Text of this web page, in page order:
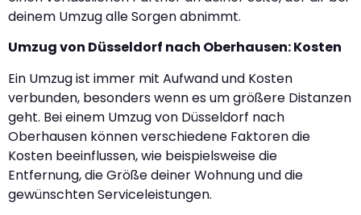
deinem Umzug alle Sorgen abnimmt.
Umzug von Düsseldorf nach Oberhausen: Kosten
Ein Umzug ist immer mit Aufwand und Kosten
verbunden, besonders wenn es um größere Distanzen
geht. Bei einem Umzug von Düsseldorf nach
Oberhausen können verschiedene Faktoren die
Kosten beeinflussen, wie beispielsweise die
Entfernung, die Größe deiner Wohnung und die
gewünschten Serviceleistungen.